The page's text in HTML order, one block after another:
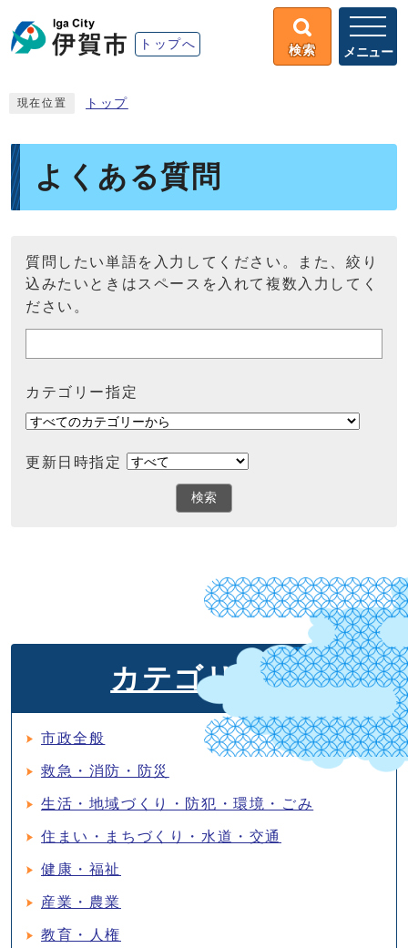
トップへ 検索 メニュー
現在位置 トップ
よくある質問
質問したい単語を入力してください。また、絞り
込みたいときはスペースを入れて複数入力してく
ださい。
カテゴリー指定
更新日時指定
検索
カテゴリ検索
市政全般
救急・消防・防災
生活・地域づくり・防犯・環境・ごみ
住まい・まちづくり・水道・交通
健康・福祉
産業・農業
教育・人権